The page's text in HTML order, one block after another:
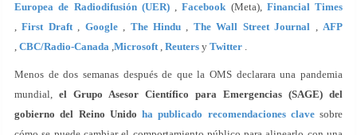
Europea de Radiodifusión (UER),Facebook (Meta), Financial Times
,First Draft, Google, The Hindu The Wall Street Journal
AFP
CBC/Radio-Canada Microsoft Reuters y Twitter
Menos de dos semanas después de que la OMS declarara una pandemia
mundial, el Grupo Asesor Científico para Emergencias (SAGE) del
gobierno del Reino Unido ha publicado recomendaciones clavesobre